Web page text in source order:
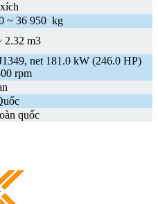
~ 36 950 kg
2.32 m3
net 181.0 kW (246.0 HP)
rpm
quốc